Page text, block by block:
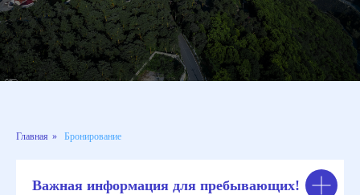
Главная » Бронирование
Важная информация для пребывающих!